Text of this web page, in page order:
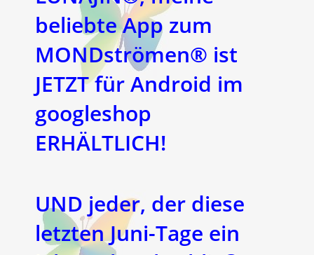
beliebte App zum
MONDströmen® ist
JETZT für Android im
googleshop
ERHÄLTLICH!
UND jeder, der diese
letzten Juni-Tage ein